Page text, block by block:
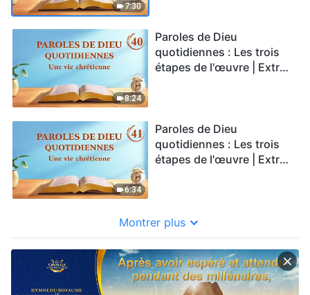
7:30
8:24
Paroles de Dieu
quotidiennes : Les trois
étapes de l'œuvre | Extrait
6:34
Paroles de Dieu
quotidiennes : Les trois
étapes de l'œuvre | Extrait
Montrer plus